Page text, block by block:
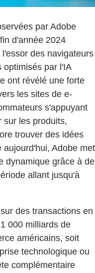
par Adobe
d'année 2024
des navigateurs
optimisés par l'IA
ont révélé une forte
les sites de e-
s'appuyant
sur les produits,
trouver des idées
Adobe met
dynamique grâce à de
allant jusqu'à
des transactions en
000 milliards de
américains, soit
technologique ou
complémentaire